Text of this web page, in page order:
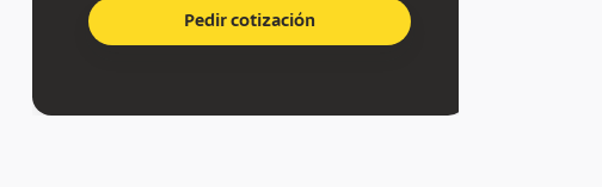
Pedir cotización